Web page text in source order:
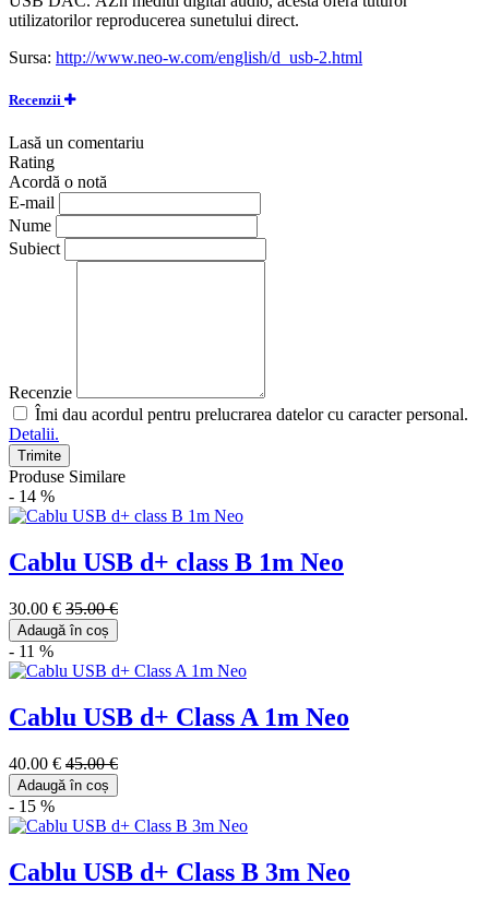
utilizatorilor reproducerea sunetului direct.
Sursa: http://www.neo-w.com/english/d_usb-2.html
Recenzii
Lasă un comentariu
Rating
Acordă o notă
E-mail
Nume
Subiect
Recenzie
Îmi dau acordul pentru prelucrarea datelor cu caracter personal.
Detalii.
Trimite
Produse Similare
- 14 %
Cablu USB d+ class B 1m Neo
30.00 € 35.00 €
Adaugă în coș
- 11 %
Cablu USB d+ Class A 1m Neo
40.00 € 45.00 €
Adaugă în coș
- 15 %
Cablu USB d+ Class B 3m Neo